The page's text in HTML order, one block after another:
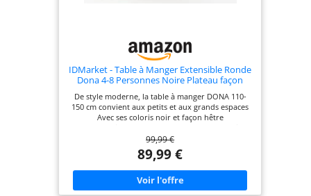
IDMarket - Table à Manger Extensible Ronde
Dona 4-8 Personnes Noire Plateau façon
hêtre 110-150 cm
De style moderne, la table à manger DONA 110-
150 cm convient aux petits et aux grands espaces
Avec ses coloris noir et façon hêtre
de votre choix Dotée d'une rallonge de 40 cm, elle
passera facilement de 110 à 150 cm Ses pieds
larges et robustes d'une épaisseur de 10 cm lui
confèrent stabilité et robustesse Capacité 4-8
personnes, idéale pour recevoir vos proches et
assurer des repas conviviaux !
99,99 €
89,99 €